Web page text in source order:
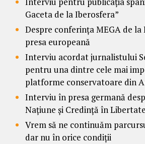
Gaceta de la Iberosfera”
Despre conferința MEGA de
presa europeană
Interviu acordat jurnalistului
pentru una dintre cele mai
platforme conservatoare din
Interviu în presa germană
Națiune și Credință în
Vrem să ne continuăm
dar nu în orice condiții